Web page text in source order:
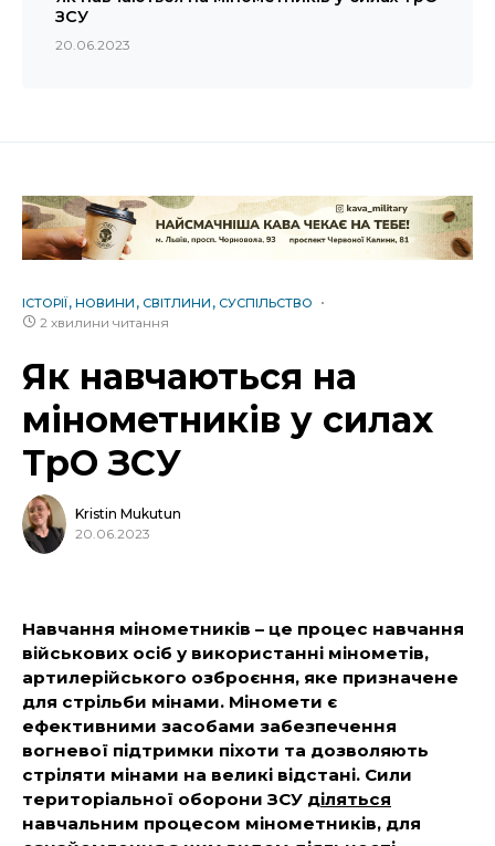
ЗСУ
20.06.2023
ІСТОРІЇ НОВИНИ СВІТЛИНИ СУСПІЛЬСТВО
2 хвилини читання
Як навчаються на
мінометників у силах
ТрО ЗСУ
Kristin Mukutun
20.06.2023
Навчання мінометників – це процес навчання
військових осіб у використанні мінометів,
артилерійського озброєння, яке призначене
для стрільби мінами. Міномети є
ефективними засобами забезпечення
вогневої підтримки піхоти та дозволяють
стріляти мінами на великі відстані. Сили
територіальної оборони ЗСУ діляться
навчальним процесом мінометників, для